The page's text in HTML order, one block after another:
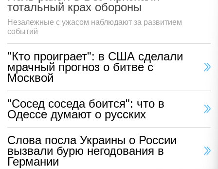
тотальный крах обороны
Незалежные с ужасом наблюдают за развитием
событий
"Кто проиграет": в США сделали
мрачный прогноз о битве с
Москвой
"Сосед соседа боится": что в
Одессе думают о русских
Слова посла Украины о России
вызвали бурю негодования в
Германии